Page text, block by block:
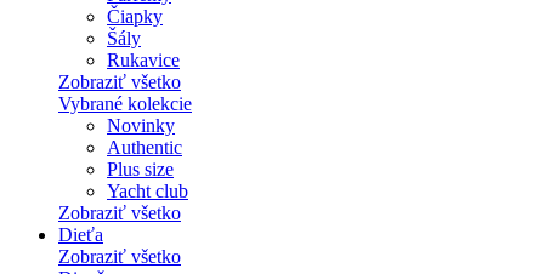
Čiapky
Šály
Rukavice
Zobraziť všetko
Vybrané kolekcie
Novinky
Authentic
Plus size
Yacht club
Zobraziť všetko
Dieťa
Zobraziť všetko